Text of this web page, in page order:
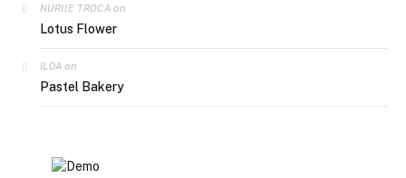
NURIJE TROCA on
Lotus Flower
ILDA on
Pastel Bakery